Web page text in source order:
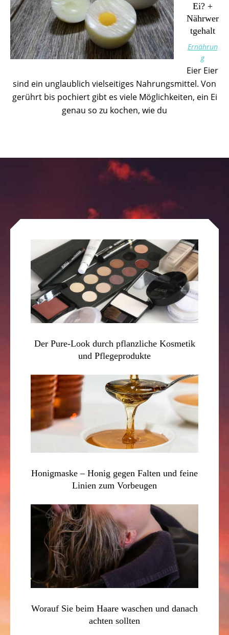
Ei? +
Nährwer
tgehalt
Ernährun
g
Eier Eier
sind ein unglaublich vielseitiges Nahrungsmittel. Von
gerührt bis pochiert gibt es viele Möglichkeiten, ein Ei
genau so zu kochen, wie du
Der Pure-Look durch pflanzliche Kosmetik
und Pflegeprodukte
Honigmaske – Honig gegen Falten und feine
Linien zum Vorbeugen
Worauf Sie beim Haare waschen und danach
achten sollten